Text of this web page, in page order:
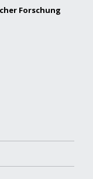
Forschung